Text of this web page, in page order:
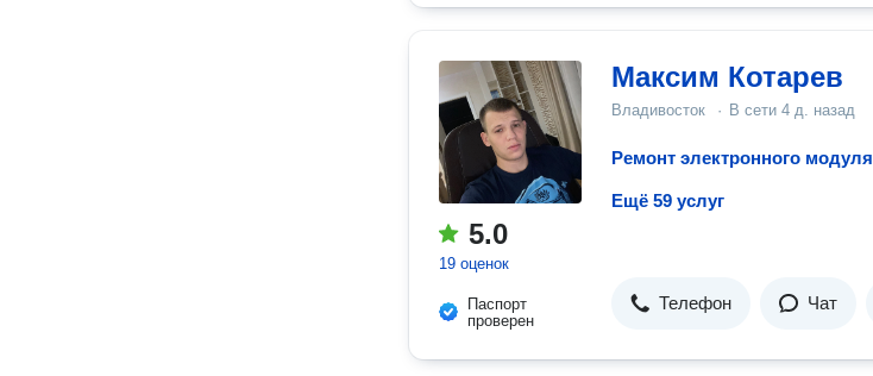
5.0
19 оценок
Паспорт
проверен
Максим Котарев
Владивосток · В сети 4 д. назад
Ещё 59 услуг
Телефон Чат